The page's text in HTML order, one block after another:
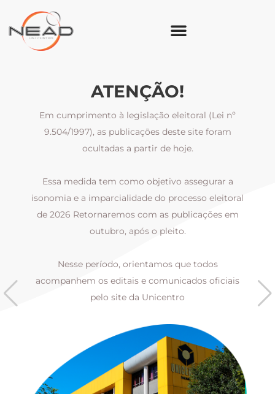
ATENÇÃO!
Em cumprimento à legislação eleitoral (Lei nº
9.504/1997), as publicações deste site foram
ocultadas a partir de hoje.
Essa medida tem como objetivo assegurar a
isonomia e a imparcialidade do processo eleitoral
de 2026 Retornaremos com as publicações em
outubro, após o pleito.
Nesse período, orientamos que todos
acompanhem os editais e comunicados oficiais
pelo site da Unicentro